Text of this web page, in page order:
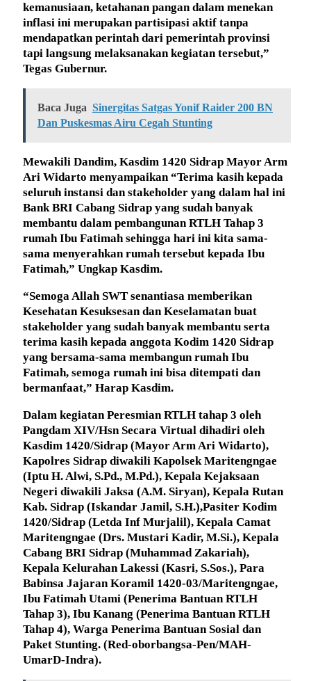
kemanusiaan, ketahanan pangan dalam menekan
inflasi ini merupakan partisipasi aktif tanpa
mendapatkan perintah dari pemerintah provinsi
tapi langsung melaksanakan kegiatan tersebut,”
Tegas Gubernur.
Baca Juga Sinergitas Satgas Yonif Raider 200 BN
Dan Puskesmas Airu Cegah Stunting
Mewakili Dandim, Kasdim 1420 Sidrap Mayor Arm
Ari Widarto menyampaikan “Terima kasih kepada
seluruh instansi dan stakeholder yang dalam hal ini
Bank BRI Cabang Sidrap yang sudah banyak
membantu dalam pembangunan RTLH Tahap 3
rumah Ibu Fatimah sehingga hari ini kita sama-
sama menyerahkan rumah tersebut kepada Ibu
Fatimah,” Ungkap Kasdim.
“Semoga Allah SWT senantiasa memberikan
Kesehatan Kesuksesan dan Keselamatan buat
stakeholder yang sudah banyak membantu serta
terima kasih kepada anggota Kodim 1420 Sidrap
yang bersama-sama membangun rumah Ibu
Fatimah, semoga rumah ini bisa ditempati dan
bermanfaat,” Harap Kasdim.
Dalam kegiatan Peresmian RTLH tahap 3 oleh
Pangdam XIV/Hsn Secara Virtual dihadiri oleh
Kasdim 1420/Sidrap (Mayor Arm Ari Widarto),
Kapolres Sidrap diwakili Kapolsek Maritengngae
(Iptu H. Alwi, S.Pd., M.Pd.), Kepala Kejaksaan
Negeri diwakili Jaksa (A.M. Siryan), Kepala Rutan
Kab. Sidrap (Iskandar Jamil, S.H.),Pasiter Kodim
1420/Sidrap (Letda Inf Murjalil), Kepala Camat
Maritengngae (Drs. Mustari Kadir, M.Si.), Kepala
Cabang BRI Sidrap (Muhammad Zakariah),
Kepala Kelurahan Lakessi (Kasri, S.Sos.), Para
Babinsa Jajaran Koramil 1420-03/Maritengngae,
Ibu Fatimah Utami (Penerima Bantuan RTLH
Tahap 3), Ibu Kanang (Penerima Bantuan RTLH
Tahap 4), Warga Penerima Bantuan Sosial dan
Paket Stunting. (Red-oborbangsa-Pen/MAH-
UmarD-Indra).